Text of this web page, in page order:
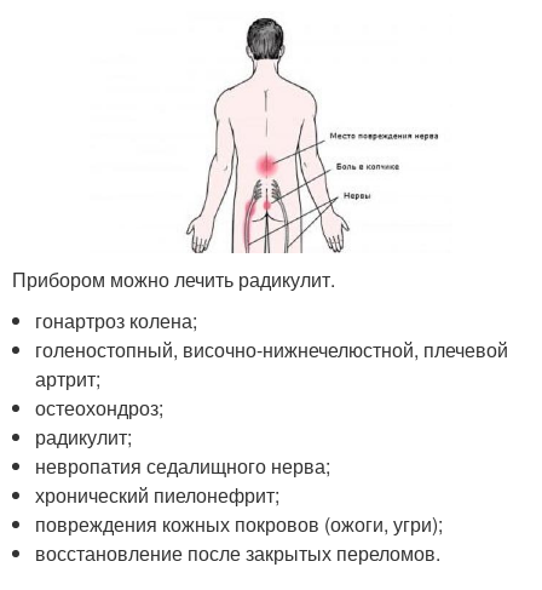
Прибором можно лечить радикулит.
гонартроз колена;
голеностопный, височно-нижнечелюстной, плечевой
артрит;
остеохондроз;
радикулит;
невропатия седалищного нерва;
хронический пиелонефрит;
повреждения кожных покровов (ожоги, угри);
восстановление после закрытых переломов.